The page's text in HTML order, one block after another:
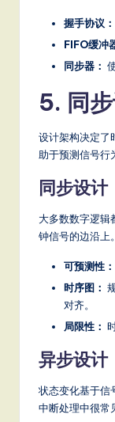
握手协议：
FIFO缓冲
同步器：
5. 同
设计架构决定了
助于预测信号行
同步设计
大多数数字逻辑
钟信号的边沿上。
可预测性：
时序图：
对齐。
局限性：
异步设计
状态变化基于信
中断处理中很常